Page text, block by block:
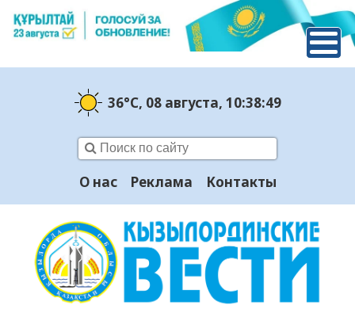
36°C, 08 августа, 10:38:50
О нас Реклама Контакты